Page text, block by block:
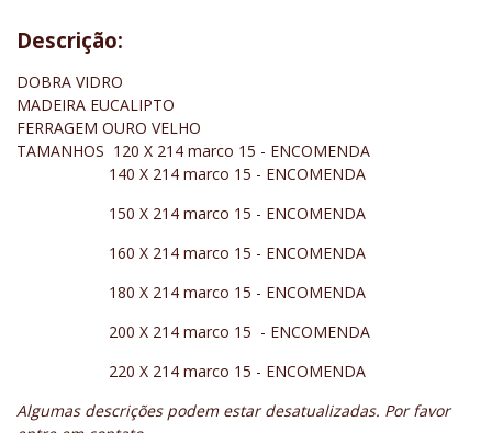
Descrição:
DOBRA VIDRO
MADEIRA EUCALIPTO
FERRAGEM OURO VELHO
TAMANHOS 120 X 214 marco 15 - ENCOMENDA
140 X 214 marco 15 - ENCOMENDA
150 X 214 marco 15 - ENCOMENDA
160 X 214 marco 15 - ENCOMENDA
180 X 214 marco 15 - ENCOMENDA
200 X 214 marco 15 - ENCOMENDA
220 X 214 marco 15 - ENCOMENDA
Algumas descrições podem estar desatualizadas. Por favor